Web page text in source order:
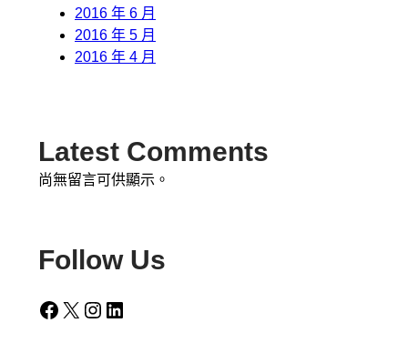
2016 年 6 月
2016 年 5 月
2016 年 4 月
Latest Comments
尚無留言可供顯示。
Follow Us
Facebook X Instagram LinkedIn